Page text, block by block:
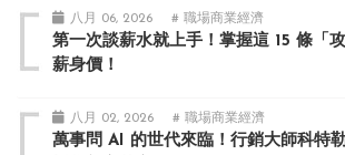
八月 06, 2026 # 職場商業經濟
第一次談薪水就上手！掌握這 15 條「
薪身價！
八月 02, 2026 # 職場商業經濟
萬事問 AI 的世代來臨！行銷大師科特